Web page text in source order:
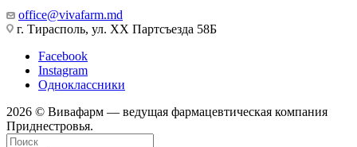
office@vivafarm.md
г. Тирасполь, ул. ХХ Партсъезда 58Б
Facebook
Instagram
Одноклассники
2026 © Вивафарм — ведущая фармацевтическая компания
Приднестровья.